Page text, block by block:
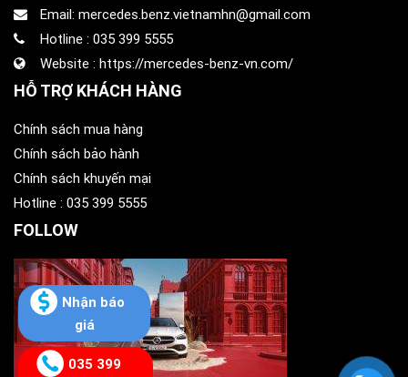
Nhận báo
giá
035 399
Email: mercedes.benz.vietnamhn@gmail.com
Hotline : 035 399 5555
Website : https://mercedes-benz-vn.com/
HỖ TRỢ KHÁCH HÀNG
Chính sách mua hàng
Chính sách bảo hành
Chính sách khuyến mại
Hotline : 035 399 5555
FOLLOW